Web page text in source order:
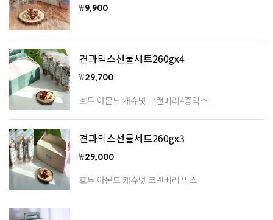
₩9,900
견과믹스선물세트260gx4
₩29,700
호두 아몬드 캐슈넛 크랜베리4종믹스
견과믹스선물세트260gx3
₩29,000
호두 아몬드 캐슈넛 크랜베리 믹스